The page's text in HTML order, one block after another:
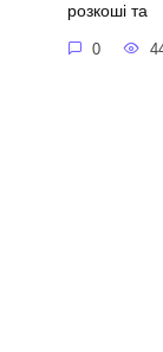
розкоші та
0